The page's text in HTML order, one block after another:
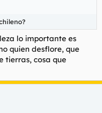
un buen cristiano
lo importante es
quien desflore, que
tierras, cosa que